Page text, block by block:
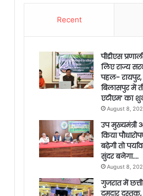
Recent
पीडीएस
लिए राज्य
पहल- रायपुर,
बिलासपुर में
एटीएम‘ का
August 8,
उप
किया
बढ़ेगी तो
सुंदर बनेगा….
August 8,
गुजरात में
दमदार